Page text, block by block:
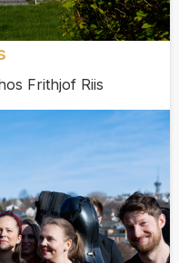
Frithjof Riis